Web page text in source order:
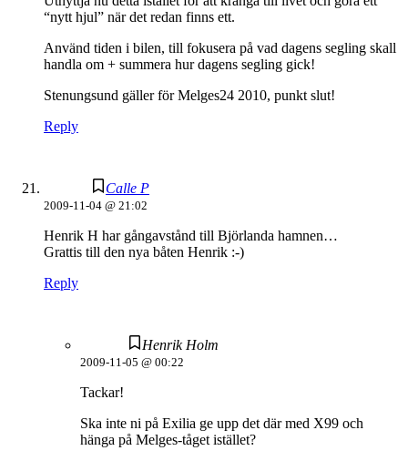
“nytt hjul” när det redan finns ett.
Använd tiden i bilen, till fokusera på vad dagens segling skall
handla om + summera hur dagens segling gick!
Stenungsund gäller för Melges24 2010, punkt slut!
Reply
Calle P
2009-11-04 @ 21:02
Henrik H har gångavstånd till Björlanda hamnen…
Grattis till den nya båten Henrik :-)
Reply
Henrik Holm
2009-11-05 @ 00:22
Tackar!
Ska inte ni på Exilia ge upp det där med X99 och
hänga på Melges-tåget istället?